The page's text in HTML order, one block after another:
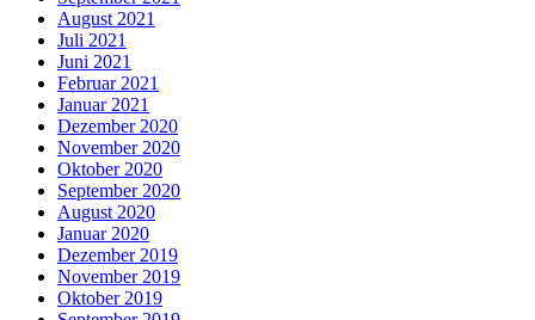
August 2021
Juli 2021
Juni 2021
Februar 2021
Januar 2021
Dezember 2020
November 2020
Oktober 2020
September 2020
August 2020
Januar 2020
Dezember 2019
November 2019
Oktober 2019